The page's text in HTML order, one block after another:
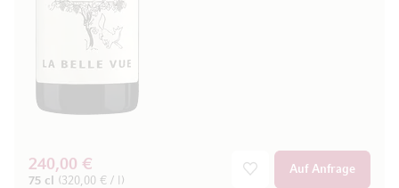
240,00 €
75 cl (320,00 € / l)
Auf Anfrage